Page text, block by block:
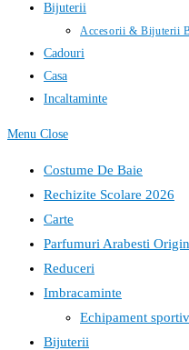
Bijuterii
Accesorii & Bijuterii
Cadouri
Casa
Incaltaminte
Menu Close
Costume De Baie
Rechizite Scolare 2026
Carte
Parfumuri Arabesti
Reduceri
Imbracaminte
Echipament sportiv
Bijuterii